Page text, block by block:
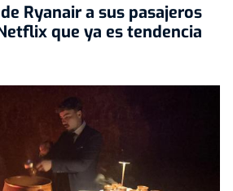
Ryanair a sus pasajeros
que ya es tendencia